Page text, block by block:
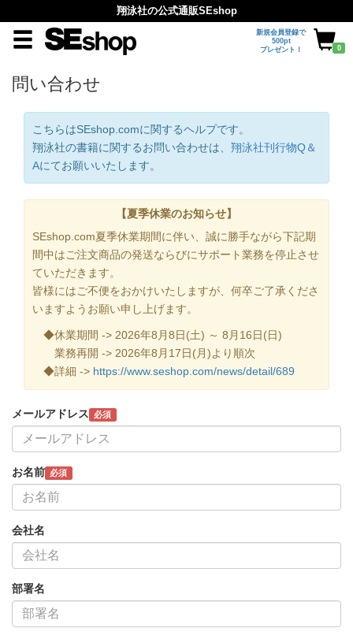
翔泳社の公式通販SEshop
新規会員登録で
500pt
プレゼント！
0
問い合わせ
こちらはSEshop.comに関するヘルプです。
翔泳社の書籍に関するお問い合わせは、 翔泳社刊行物Q＆
Aにてお願いいたします。
【夏季休業のお知らせ】
SEshop.com夏季休業期間に伴い、誠に勝手ながら下記期
間中はご注文商品の発送ならびにサポート業務を停止させ
ていただきます。
皆様にはご不便をおかけいたしますが、何卒ご了承くださ
いますようお願い申し上げます。
◆休業期間 -> 2026年8月8日(土) ～ 8月16日(日)
業務再開 -> 2026年8月17日(月)より順次
◆詳細 -> https://www.seshop.com/news/detail/689
メールアドレス 必須
お名前 必須
会社名
部署名